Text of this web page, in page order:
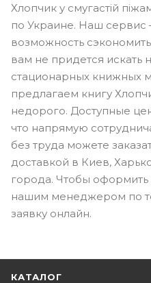
Хлопчик у смугастій
по Украине. Наш сервис
возможность
вам не придется искать
стационарных книжных
предлагаем книгу
недорого. Доступные
что напрямую
без труда можете
доставкой в Киев,
города. Чтобы оформить
нашим менеджером по
заявку онлайн.
КАТАЛОГ